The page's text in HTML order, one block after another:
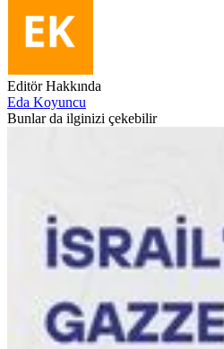
Editör Hakkında
Eda Koyuncu
Bunlar da ilginizi çekebilir